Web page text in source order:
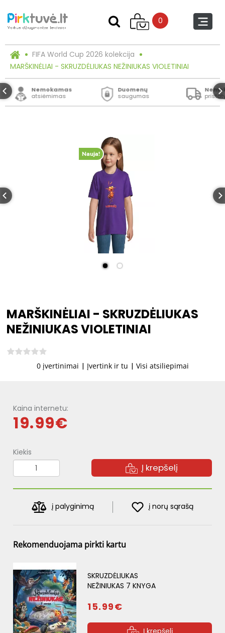
0
FIFA World Cup 2026 kolekcija
MARŠKINĖLIAI - SKRUZDĖLIUKAS NEŽINIUKAS VIOLETINIAI
Nemokamas
atsiėmimas
Duomenų
saugumas
Nauja!
MARŠKINĖLIAI - SKRUZDĖLIUKAS
NEŽINIUKAS VIOLETINIAI
0 įvertinimai | Įvertink ir tu | Visi atsiliepimai
Kaina internetu:
19.99€
Kiekis
Į krepšelį
į palyginimą į norų sąrašą
Rekomenduojama pirkti kartu
SKRUZDĖLIUKAS
NEŽINIUKAS 7 KNYGA
15.99€
Į krepšelį